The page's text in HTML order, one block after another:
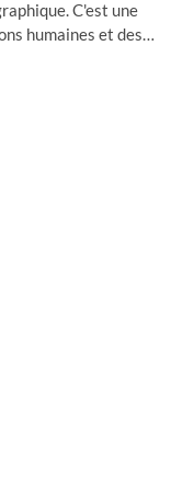
C'est une
humaines et des…